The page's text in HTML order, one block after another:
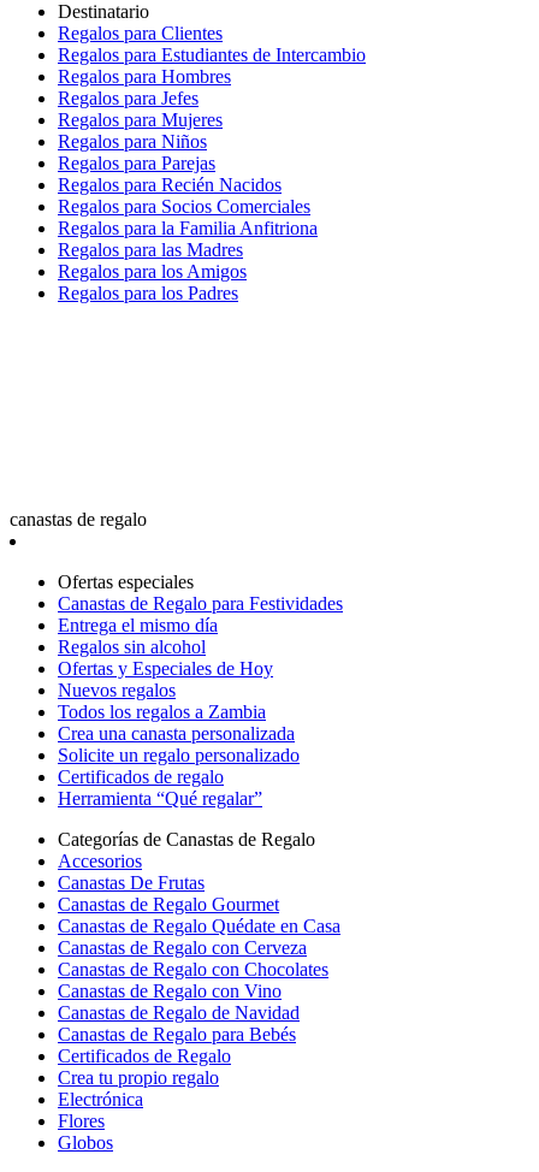
Destinatario
Regalos para Clientes
Regalos para Estudiantes de Intercambio
Regalos para Hombres
Regalos para Jefes
Regalos para Mujeres
Regalos para Niños
Regalos para Parejas
Regalos para Recién Nacidos
Regalos para Socios Comerciales
Regalos para la Familia Anfitriona
Regalos para las Madres
Regalos para los Amigos
Regalos para los Padres
canastas de regalo
Ofertas especiales
Canastas de Regalo para Festividades
Entrega el mismo día
Regalos sin alcohol
Ofertas y Especiales de Hoy
Nuevos regalos
Todos los regalos a Zambia
Crea una canasta personalizada
Solicite un regalo personalizado
Certificados de regalo
Herramienta “Qué regalar”
Categorías de Canastas de Regalo
Accesorios
Canastas De Frutas
Canastas de Regalo Gourmet
Canastas de Regalo Quédate en Casa
Canastas de Regalo con Cerveza
Canastas de Regalo con Chocolates
Canastas de Regalo con Vino
Canastas de Regalo de Navidad
Canastas de Regalo para Bebés
Certificados de Regalo
Crea tu propio regalo
Electrónica
Flores
Globos